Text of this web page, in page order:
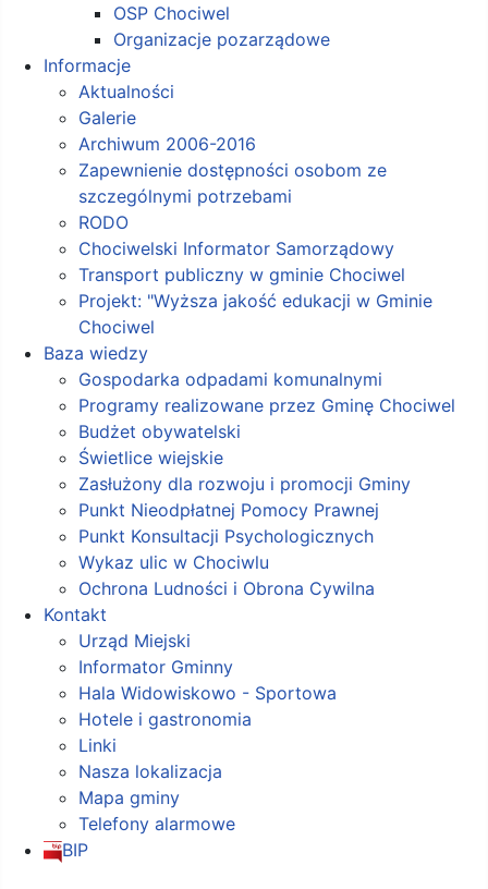
OSP Chociwel
Organizacje pozarządowe
Informacje
Aktualności
Galerie
Archiwum 2006-2016
Zapewnienie dostępności osobom ze
szczególnymi potrzebami
RODO
Chociwelski Informator Samorządowy
Transport publiczny w gminie Chociwel
Projekt: "Wyższa jakość edukacji w Gminie
Chociwel
Baza wiedzy
Gospodarka odpadami komunalnymi
Programy realizowane przez Gminę Chociwel
Budżet obywatelski
Świetlice wiejskie
Zasłużony dla rozwoju i promocji Gminy
Punkt Nieodpłatnej Pomocy Prawnej
Punkt Konsultacji Psychologicznych
Wykaz ulic w Chociwlu
Ochrona Ludności i Obrona Cywilna
Kontakt
Urząd Miejski
Informator Gminny
Hala Widowiskowo - Sportowa
Hotele i gastronomia
Linki
Nasza lokalizacja
Mapa gminy
Telefony alarmowe
BIP